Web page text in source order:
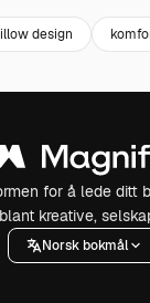
design
for å lede ditt
kreative,
Norsk bokmål